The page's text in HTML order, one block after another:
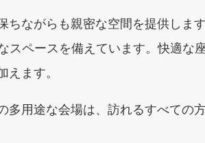
ちながらも親密な空間を提供しま
ペースを備えています。快適な
ます。
用途な会場は、訪れるすべての